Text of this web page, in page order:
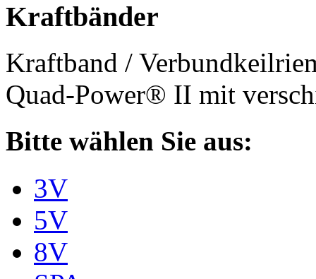
Kraftbänder
Kraftband /
Quad-Power® II mit
Bitte wählen Sie aus:
3V
5V
8V